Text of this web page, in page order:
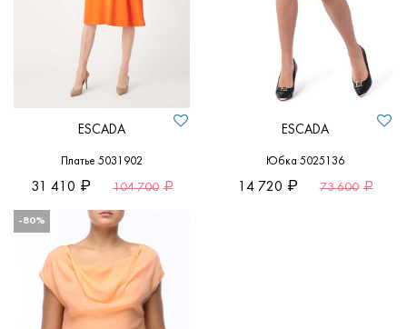
ESCADA
Платье 5031902
31 410 104 700
ESCADA
Юбка 5025136
14 720 73 600
-80%